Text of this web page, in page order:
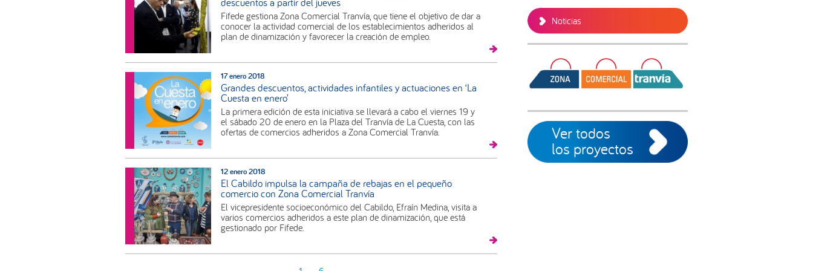
Fifede gestiona Zona Comercial Tranvía, que tiene el objetivo de dar a
conocer la actividad comercial de los establecimientos adheridos al
plan de dinamización y favorecer la creación de empleo.
17 enero 2018
Grandes descuentos, actividades infantiles y actuaciones en ‘La
Cuesta en enero’
La primera edición de esta iniciativa se llevará a cabo el viernes 19 y
el sábado 20 de enero en la Plaza del Tranvía de La Cuesta, con las
ofertas de comercios adheridos a Zona Comercial Tranvía.
12 enero 2018
El Cabildo impulsa la campaña de rebajas en el pequeño
comercio con Zona Comercial Tranvía
El vicepresidente socioeconómico del Cabildo, Efraín Medina, visita a
varios comercios adheridos a este plan de dinamización, que está
gestionado por Fifede.
Noticias
Ver todos
los proyectos